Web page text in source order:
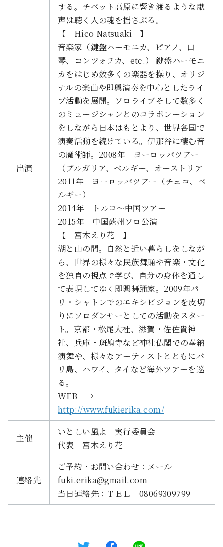
出演
する。チベット高原に響き渡るような歌
声は聴く人の魂を揺さぶる。
【 Hico Natsuaki 】
音楽家（鍵盤ハーモニカ、ピアノ、口
琴、コンツォフカ、etc.） 鍵盤ハーモニ
カをはじめ数多くの楽器を操り、オリジ
ナルの楽曲や即興演奏を中心としたライ
ブ活動を展開。ソロライブそして数多く
のミュージシャンとのコラボレーション
をしながら日本はもとより、世界各国で
演奏活動を続けている。伊那谷に棲む音
の魔術師。2008年 ヨーロッパツアー
（ブルガリア、ベルギー、オーストリア
2011年 ヨーロッパツアー（チェコ、ベ
ルギー）
2014年 トルコ～中国ツアー
2015年 中国蘇州ソロ公演
【 富木えり花 】
湖と山の間。自然と近い暮らしをしなが
ら、世界の様々な民族舞踊や音楽・文化
を独自の視点で学び、自分の身体を通し
て表現してゆく即興舞踊家。2009年パ
リ・シャトレでのエキシビジョンを皮切
りにソロダンサーとしての活動をスター
ト。京都・松尾大社、滋賀・佐佐貴神
社、兵庫・斑鳩寺など神社仏閣での奉納
演舞や、様々なアーティストとともにバ
リ島、ハワイ、タイなど海外ツアーを巡
る。
WEB →
http://www.fukierika.com/
主催
いとしい風よ 実行委員会
代表 富木えり花
連絡先
ご予約・お問い合わせ：メール
fuki.erika@gmail.com
当日連絡先：ＴＥＬ 08069309799